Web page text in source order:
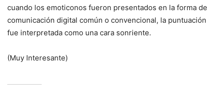
cuando los emoticonos fueron presentados en la forma de
comunicación digital común o convencional, la puntuación
fue interpretada como una cara sonriente.
(Muy Interesante)